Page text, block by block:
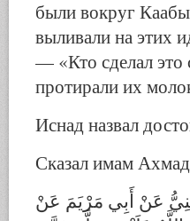
были вокруг
выливали на этих
— «Кто сделал это
протирали их
Иснад назвал
Сказал имам
عَنْ أَبِي مَرْيَمَ عَنْ